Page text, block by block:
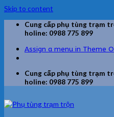
Skip to content
Cung cấp phụ tùng trạm
holine: 0988 775 899
Assign a menu in Theme
Cung cấp phụ tùng trạm
holine: 0988 775 899